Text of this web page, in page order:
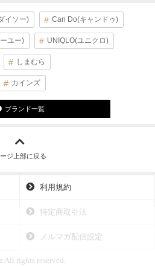
イソー) Can Do(キャンドゥ)
ユー) UNIQLO(ユニクロ)
しまむら
カインズ
ブランド一覧
ジ上部に戻る
利用規約
特定商取引法
メルマガ配信設定
All rights reserved.